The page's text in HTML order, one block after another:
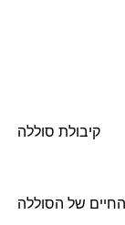
קיבולת סוללה
של הסוללה